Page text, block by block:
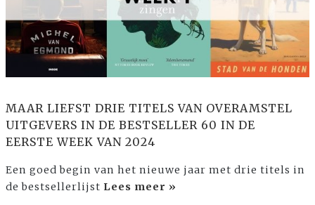
MAAR LIEFST DRIE TITELS VAN OVERAMSTEL
UITGEVERS IN DE BESTSELLER 60 IN DE
EERSTE WEEK VAN 2024
Een goed begin van het nieuwe jaar met drie titels in
de bestsellerlijst Lees meer »